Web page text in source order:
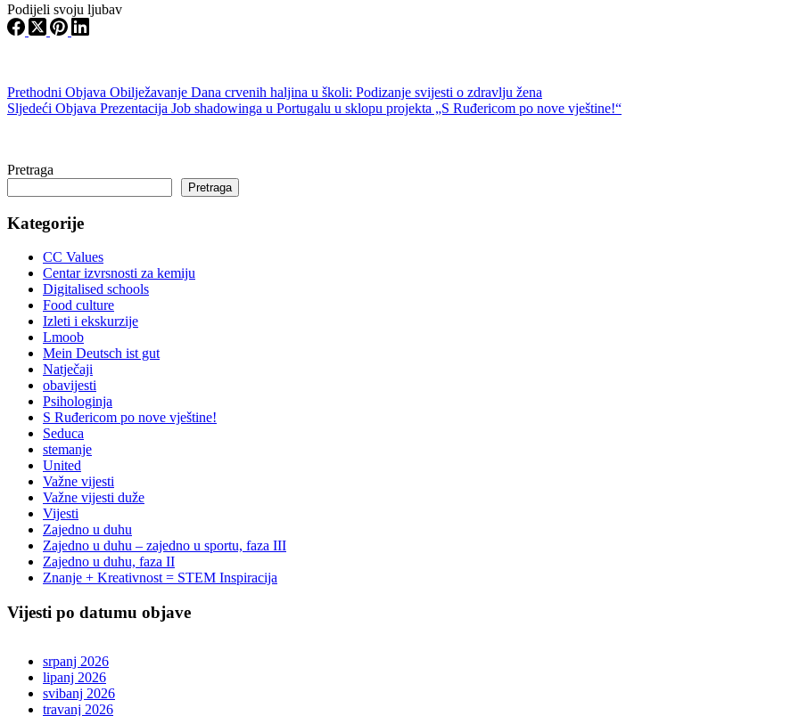
Podijeli svoju ljubav
Prethodni Objava Obilježavanje Dana crvenih haljina u školi: Podizanje svijesti o zdravlju žena
Sljedeći Objava Prezentacija Job shadowinga u Portugalu u sklopu projekta „S Ruđericom po nove vještine!“
Pretraga
Pretraga
Kategorije
CC Values
Centar izvrsnosti za kemiju
Digitalised schools
Food culture
Izleti i ekskurzije
Lmoob
Mein Deutsch ist gut
Natječaji
obavijesti
Psihologinja
S Ruđericom po nove vještine!
Seduca
stemanje
United
Važne vijesti
Važne vijesti duže
Vijesti
Zajedno u duhu
Zajedno u duhu – zajedno u sportu, faza III
Zajedno u duhu, faza II
Znanje + Kreativnost = STEM Inspiracija
Vijesti po datumu objave
srpanj 2026
lipanj 2026
svibanj 2026
travanj 2026